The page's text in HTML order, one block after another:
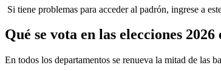
Si tiene problemas para acceder al padrón, ingrese a
Qué se vota en las elecciones
En todos los departamentos se renueva la mitad de las